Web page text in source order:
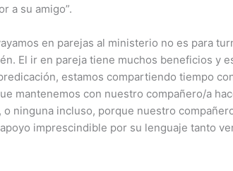
a su amigo”.
en parejas al ministerio no es para
El ir en pareja tiene muchos beneficios y
estamos compartiendo tiempo
mantenemos con nuestro compañero/a
o ninguna incluso, porque nuestro
imprescindible por su lenguaje tanto